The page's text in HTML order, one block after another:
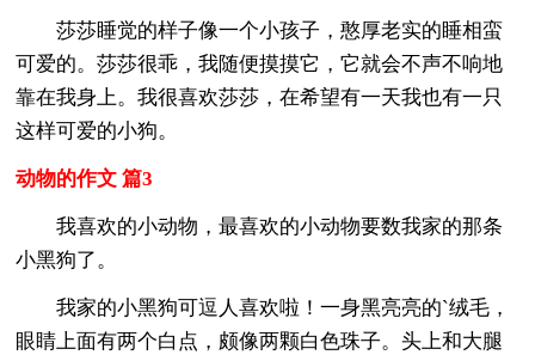
莎莎睡觉的样子像一个小孩子，憨厚老实的睡相蛮
可爱的。莎莎很乖，我随便摸摸它，它就会不声不响地
靠在我身上。我很喜欢莎莎，在希望有一天我也有一只
这样可爱的小狗。
动物的作文 篇3
我喜欢的小动物，最喜欢的小动物要数我家的那条
小黑狗了。
我家的小黑狗可逗人喜欢啦！一身黑亮亮的`绒毛，
眼睛上面有两个白点，颇像两颗白色珠子。头上和大腿